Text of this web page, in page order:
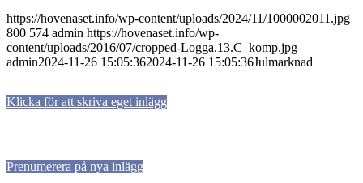
https://hovenaset.info/wp-content/uploads/2024/11/1000002011.jpg
800 574 admin https://hovenaset.info/wp-
content/uploads/2016/07/cropped-Logga.13.C_komp.jpg
admin2024-11-26 15:05:362024-11-26 15:05:36Julmarknad
Klicka för att skriva eget inlägg
Prenumerera på nya inlägg